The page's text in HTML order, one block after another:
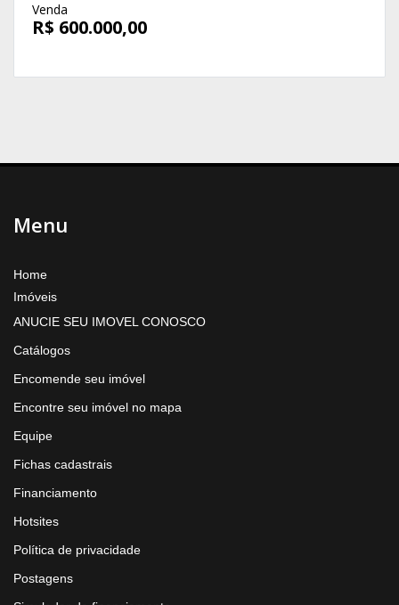
Venda
R$ 600.000,00
Menu
Home
Imóveis
ANUCIE SEU IMOVEL CONOSCO
Catálogos
Encomende seu imóvel
Encontre seu imóvel no mapa
Equipe
Fichas cadastrais
Financiamento
Hotsites
Política de privacidade
Postagens